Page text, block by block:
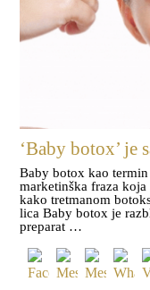
‘Baby botox’ je
Baby botox kao
marketinška fraza koja
kako tretmanom
lica Baby botox je
preparat …